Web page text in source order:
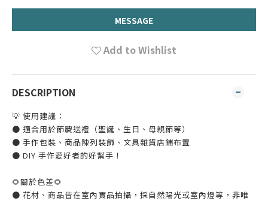
MESSAGE
Add to Wishlist
DESCRIPTION
💡 使用建議：
● 適合用於節慶送禮（聖誕、生日、母親節等）
● 手作包裝、商品陳列裝飾、文具雜貨店鋪布置
● DIY 手作愛好者的好幫手！
🌻關於色差🌻
● 花材、商品皆在室內實品拍攝，採自然陽光或室內燈等，非唯